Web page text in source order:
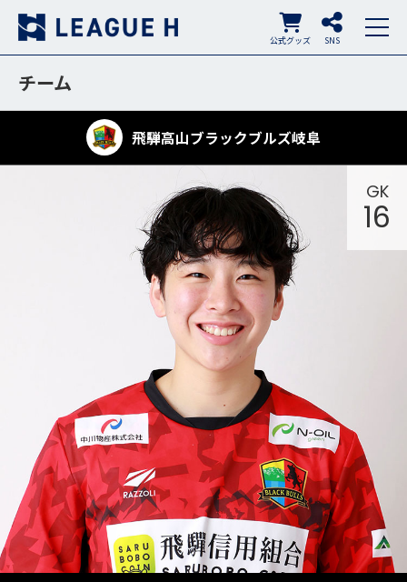
SNS
公式グッズ
チーム
飛騨高山ブラックブルズ岐阜
GK
16